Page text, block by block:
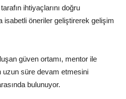
ihtiyaçlarını doğru
isabetli öneriler geliştirerek gelişim
güven ortamı, mentor ile
uzun süre devam etmesini
bulunuyor.